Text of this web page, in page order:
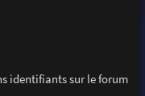
identifiants sur le forum